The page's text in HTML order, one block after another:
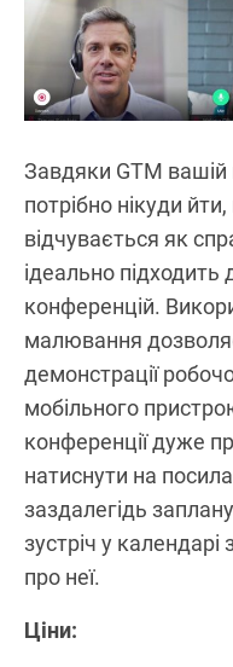
Завдяки GTM вашій
потрібно нікуди
відчувається як
ідеально підходить
конференцій.
малювання
демонстрації
мобільного
конференції дуже
натиснути на
заздалегідь
зустріч у
про неї.
Ціни: